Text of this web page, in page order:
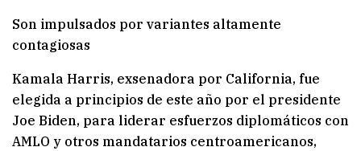
Son impulsados ​​por variantes altamente
contagiosas
Kamala Harris, exsenadora por California, fue
elegida a principios de este año por el presidente
Joe Biden, para liderar esfuerzos diplomáticos con
AMLO y otros mandatarios centroamericanos,